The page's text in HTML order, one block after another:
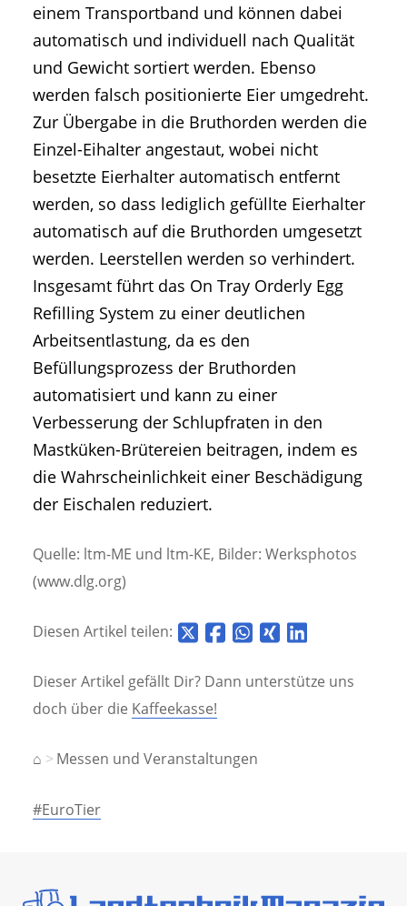
einem Transportband und können dabei
automatisch und individuell nach Qualität
und Gewicht sortiert werden. Ebenso
werden falsch positionierte Eier umgedreht.
Zur Übergabe in die Bruthorden werden die
Einzel-Eihalter angestaut, wobei nicht
besetzte Eierhalter automatisch entfernt
werden, so dass lediglich gefüllte Eierhalter
automatisch auf die Bruthorden umgesetzt
werden. Leerstellen werden so verhindert.
Insgesamt führt das On Tray Orderly Egg
Refilling System zu einer deutlichen
Arbeitsentlastung, da es den
Befüllungsprozess der Bruthorden
automatisiert und kann zu einer
Verbesserung der Schlupfraten in den
Mastküken-Brütereien beitragen, indem es
die Wahrscheinlichkeit einer Beschädigung
der Eischalen reduziert.
Quelle: ltm-ME und ltm-KE, Bilder: Werksphotos
(www.dlg.org)
Diesen Artikel teilen:
Dieser Artikel gefällt Dir? Dann unterstütze uns
doch über die Kaffeekasse!
⌂ Messen und Veranstaltungen
#EuroTier